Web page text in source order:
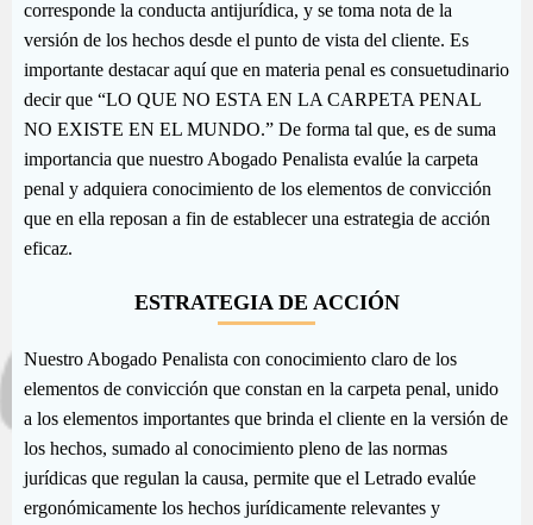
corresponde la conducta antijurídica, y se toma nota de la
versión de los hechos desde el punto de vista del cliente. Es
importante destacar aquí que en materia penal es consuetudinario
decir que “LO QUE NO ESTA EN LA CARPETA PENAL
NO EXISTE EN EL MUNDO.” De forma tal que, es de suma
importancia que nuestro Abogado Penalista evalúe la carpeta
penal y adquiera conocimiento de los elementos de convicción
que en ella reposan a fin de establecer una estrategia de acción
eficaz.
ESTRATEGIA DE ACCIÓN
Nuestro Abogado Penalista con conocimiento claro de los
elementos de convicción que constan en la carpeta penal, unido
a los elementos importantes que brinda el cliente en la versión de
los hechos, sumado al conocimiento pleno de las normas
jurídicas que regulan la causa, permite que el Letrado evalúe
ergonómicamente los hechos jurídicamente relevantes y